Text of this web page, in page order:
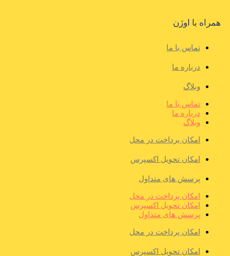
همراه با اوژن
تماس با ما
درباره ما
وبلاگ
تماس با ما
درباره ما
وبلاگ
امکان پرداخت در محل
امکان تحویل اکسپرس
پرسش های متداول
امکان پرداخت در محل
امکان تحویل اکسپرس
پرسش های متداول
امکان پرداخت در محل
امکان تحویل اکسپرس